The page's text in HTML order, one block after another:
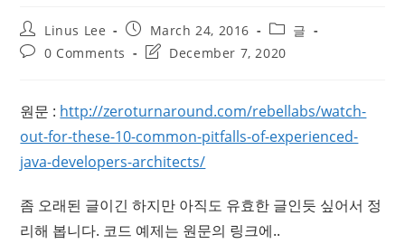
Post
author:
Linus Lee
Post
published:
March 24, 2016
Post
category:
글
Post0 Comments
PostDecember 7, 2020
원문 : http://zeroturnaround.com/rebellabs/watch-
out-for-these-10-common-pitfalls-of-experienced-
java-developers-architects/
좀 오래된 글이긴 하지만 아직도 유효한 글인듯 싶어서 정
리해 봅니다. 코드 예제는 원문의 링크에..